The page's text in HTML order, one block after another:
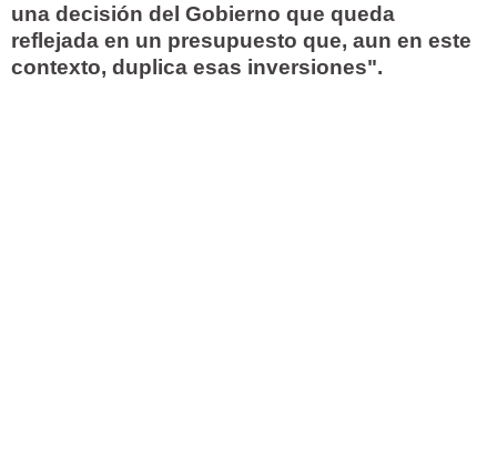
una decisión del Gobierno que queda
reflejada en un presupuesto que, aun en este
contexto, duplica esas inversiones".